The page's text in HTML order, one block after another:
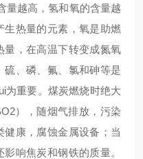
量越高，氢和氧的含量越
生热量的元素，氧是助燃
量，在高温下转变成氮氧
、磷、氟、氯和砷等是
为重要。煤炭燃烧时绝大
），随烟气排放，污染
康，腐蚀金属设备；当
响焦炭和钢铁的质量。